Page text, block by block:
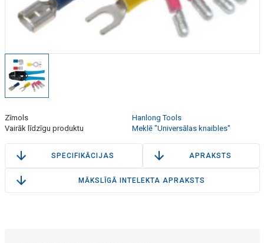
Zīmols
Hanlong Tools
Vairāk līdzīgu produktu
Meklē "Universālas knaibles"
SPECIFIKĀCIJAS APRAKSTS
MĀKSLĪGĀ INTELEKTA APRAKSTS